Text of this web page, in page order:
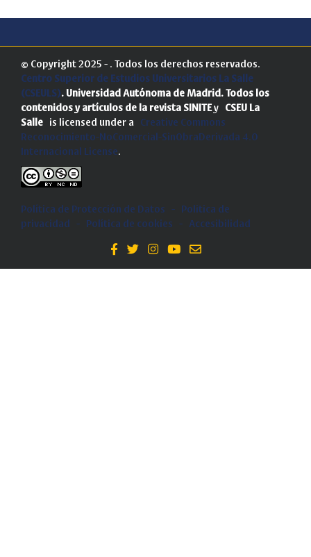
© Copyright 2025 - . Todos los derechos reservados.
Centro Superior de Estudios Universitarios La Salle
(CSEULS). Universidad Autónoma de Madrid. Todos los
contenidos y artículos de la revista SINITEy CSEU La
Salle is licensed under a Creative Commons
Reconocimiento-NoComercial-SinObraDerivada 4.0
Internacional License.
Política de Protección de Datos -
Politica de
privacidad
- Política de cookies - Accesibilidad